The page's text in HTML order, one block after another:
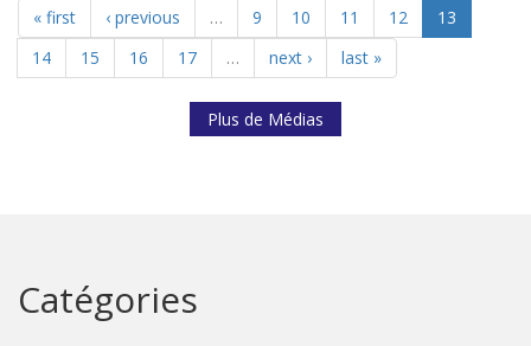
« first ‹ previous … 9 10 11 12
13
14
15 16 17 … next › last »
Plus de Médias
Catégories